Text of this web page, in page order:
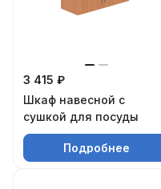
3 415 ₽
Шкаф навесной с
сушкой для посуды
Подробнее